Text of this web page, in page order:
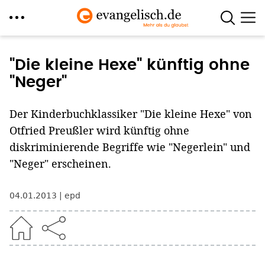
zum
Inhalt
"Die kleine Hexe" künftig ohne
"Neger"
Der Kinderbuchklassiker "Die kleine Hexe" von
Otfried Preußler wird künftig ohne
diskriminierende Begriffe wie "Negerlein" und
"Neger" erscheinen.
04.01.2013 epd